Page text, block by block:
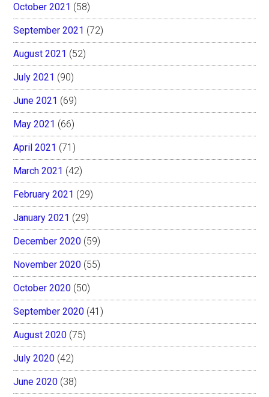
October 2021 (58)
September 2021 (72)
August 2021 (52)
July 2021 (90)
June 2021 (69)
May 2021 (66)
April 2021 (71)
March 2021 (42)
February 2021 (29)
January 2021 (29)
December 2020 (59)
November 2020 (55)
October 2020 (50)
September 2020 (41)
August 2020 (75)
July 2020 (42)
June 2020 (38)